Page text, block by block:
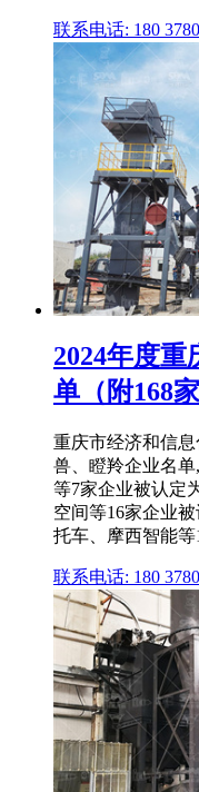
联系电话: 180
2024年度重
单（附168
重庆市经济和信
兽、瞪羚企业名
等7家企业被认定
空间等16家企业
托车、摩西智能
联系电话: 180